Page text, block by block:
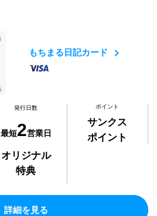
もちまる日記カード
発行日数
最短2営業日
ポイント
サンクス
ポイント
オリジナル
特典
詳細を見る